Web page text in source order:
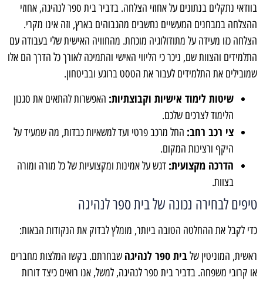
בוודאי נתקלים בנתונים על אחוזי הצלחה. בדביר בית ספר לנהיגה, אחוזי
ההצלחה במבחנים המעשיים נחשבים מהגבוהים בארץ, וזה אינו מקרי.
הצלחה כזו מעידה על מתודולוגיה מוכחת. מהחוויה האישית שלי בעבודה עם
התלמידים והצוות שם, ניכר כי הליווי האישי והתמיכה לאורך כל הדרך הם אלו
שמובילים את התלמידים לעבור את הטסט ברוגע ובביטחון.
שיטות לימוד אישיות וקבוצתיות: האפשרות להתאים את סגנון
הלימוד לצרכים שלכם.
צי רכב רחב: החל מרכב פרטי ועד למשאיות כבדות, מה שמעיד על
היקף ורצינות המקום.
הדרכה מקצועית: דגש על אמינות ומקצועיות של כל מורה ומורה
בצוות.
טיפים לבחירה נכונה של בית ספר לנהיגה
כדי לקבל את ההחלטה הטובה ביותר, מומלץ לבדוק את הנקודות הבאות:
ראשית, המוניטין שלבית ספר לנהיגה שבחרתם. בקשו המלצות מחברים
או קרובי משפחה. בדביר בית ספר לנהיגה, למשל, אנו רואים כיצד דורות